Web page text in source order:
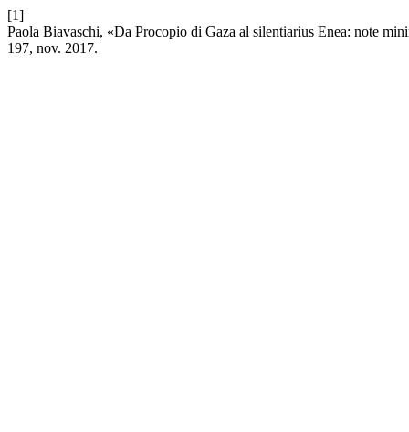
[1]
Paola Biavaschi, «Da Procopio di Gaza al silentiarius Enea: note
197, nov. 2017.